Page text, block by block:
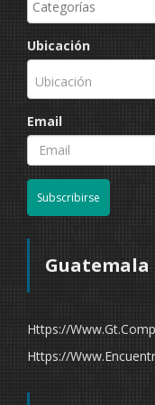
Ubicación
Ubicación
Email
Subscribirse
Guatemala
Https://
Https://